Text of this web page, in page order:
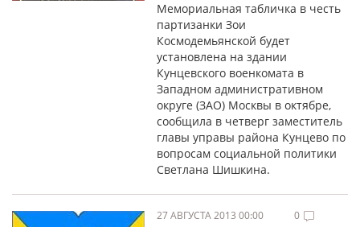
Мемориальная табличка в честь
партизанки Зои
Космодемьянской будет
установлена на здании
Кунцевского военкомата в
Западном административном
округе (ЗАО) Москвы в октябре,
сообщила в четверг заместитель
главы управы района Кунцево по
вопросам социальной политики
Светлана Шишкина.
27 АВГУСТА 2013 00:00 0